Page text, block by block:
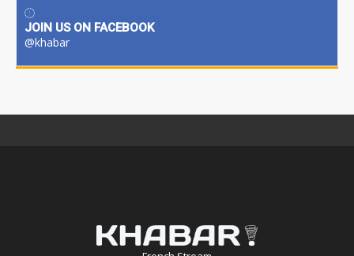
JOIN US ON FACEBOOK
@khabar